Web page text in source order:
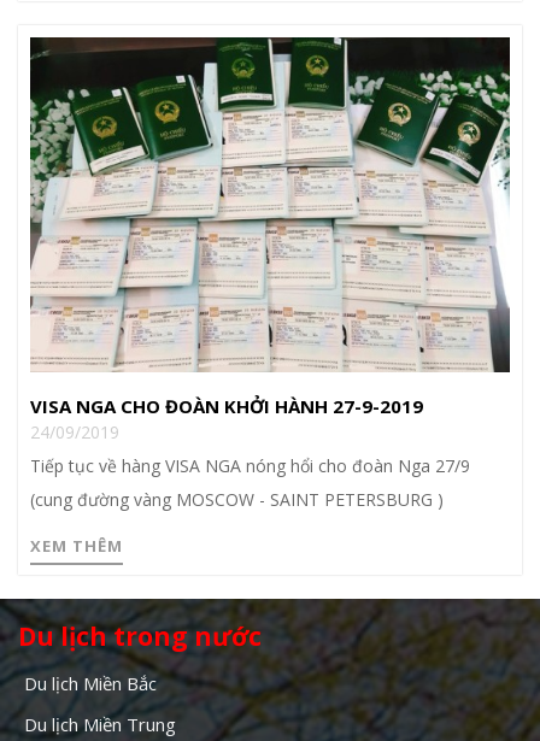
VISA NGA CHO ĐOÀN KHỞI HÀNH 27-9-2019
24/09/2019
Tiếp tục về hàng VISA NGA nóng hổi cho đoàn Nga 27/9
(cung đường vàng MOSCOW - SAINT PETERSBURG )
XEM THÊM
Du lịch trong nước
Du lịch Miền Bắc
Du lịch Miền Trung